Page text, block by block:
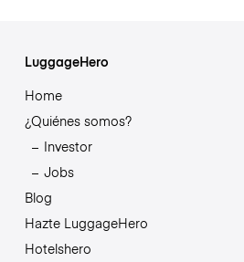
LuggageHero
Home
¿Quiénes somos?
Investor
Jobs
Blog
Hazte LuggageHero
Hotelshero